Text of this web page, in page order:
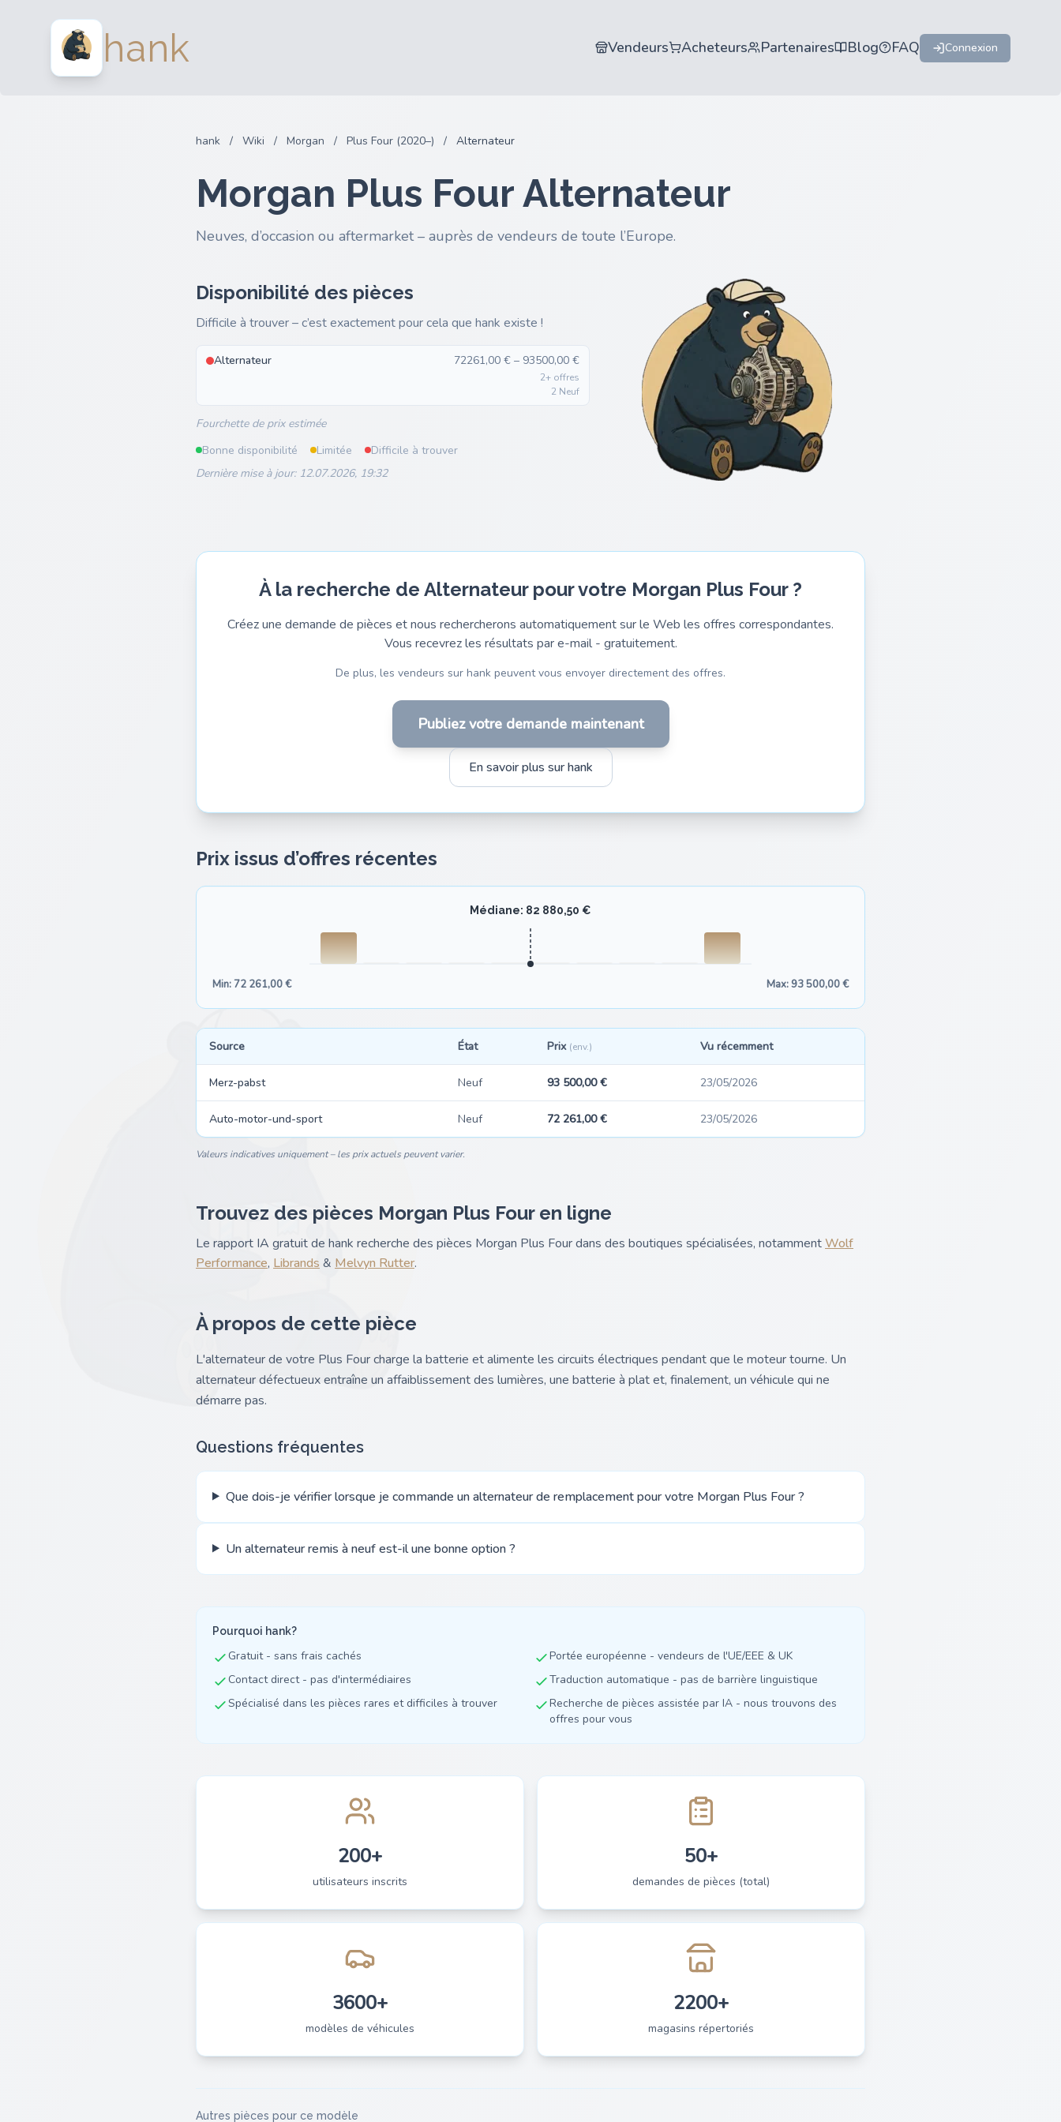
hank Vendeurs Acheteurs Partenaires Blog FAQ Connexion
hank / Wiki / Morgan / Plus Four (2020–) / Alternateur
Morgan Plus Four Alternateur
Neuves, d’occasion ou aftermarket – auprès de vendeurs de toute l’Europe.
Disponibilité des pièces
Difficile à trouver – c’est exactement pour cela que hank existe !
Alternateur 72261,00 € – 93500,00 €
2+ offres
2 Neuf
Fourchette de prix estimée
Bonne disponibilité
Limitée
Difficile à trouver
Dernière mise à jour: 12.07.2026, 19:32
À la recherche de Alternateur pour votre Morgan Plus Four ?
Créez une demande de pièces et nous rechercherons automatiquement sur le Web les offres correspondantes.
Vous recevrez les résultats par e-mail - gratuitement.
De plus, les vendeurs sur hank peuvent vous envoyer directement des offres.
Publiez votre demande maintenant
En savoir plus sur hank
Prix issus d’offres récentes
Médiane: 82 880,50 €
Min: 72 261,00 € Max: 93 500,00 €
Source État Prix (env.) Vu récemment
Merz-pabst Neuf 93 500,00 € 23/05/2026
Auto-motor-und-sport Neuf 72 261,00 € 23/05/2026
Valeurs indicatives uniquement – les prix actuels peuvent varier.
Trouvez des pièces Morgan Plus Four en ligne
Le rapport IA gratuit de hank recherche des pièces Morgan Plus Four dans des boutiques spécialisées, notammentWolf
Performance, Librands & Melvyn Rutter.
À propos de cette pièce
L'alternateur de votre Plus Four charge la batterie et alimente les circuits électriques pendant que le moteur tourne. Un
alternateur défectueux entraîne un affaiblissement des lumières, une batterie à plat et, finalement, un véhicule qui ne
démarre pas.
Questions fréquentes
Que dois-je vérifier lorsque je commande un alternateur de remplacement pour votre Morgan Plus Four ?
Un alternateur remis à neuf est-il une bonne option ?
Pourquoi hank?
Gratuit - sans frais cachés
Portée européenne - vendeurs de l'UE/EEE & UK
Contact direct - pas d'intermédiaires
Traduction automatique - pas de barrière linguistique
Spécialisé dans les pièces rares et difficiles à trouver
Recherche de pièces assistée par IA - nous trouvons des
offres pour vous
200+
utilisateurs inscrits
50+
demandes de pièces (total)
3600+
modèles de véhicules
2200+
magasins répertoriés
Autres pièces pour ce modèle